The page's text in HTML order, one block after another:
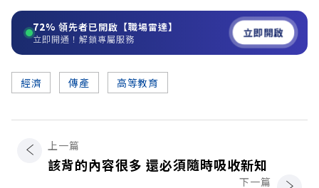
72% 領先者已開啟【職場雷達】
立即開通！解鎖專屬服務 立即開啟
經濟 傳產 高等教育
上一篇
該背的內容很多 還必須隨時吸收新知
下一篇